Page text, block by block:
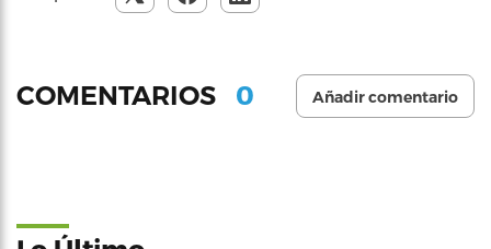
COMENTARIOS 0 Añadir comentario